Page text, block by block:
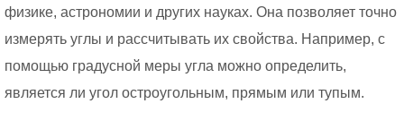
физике, астрономии и других науках. Она позволяет точно
измерять углы и рассчитывать их свойства. Например, с
помощью градусной меры угла можно определить,
является ли угол остроугольным, прямым или тупым.